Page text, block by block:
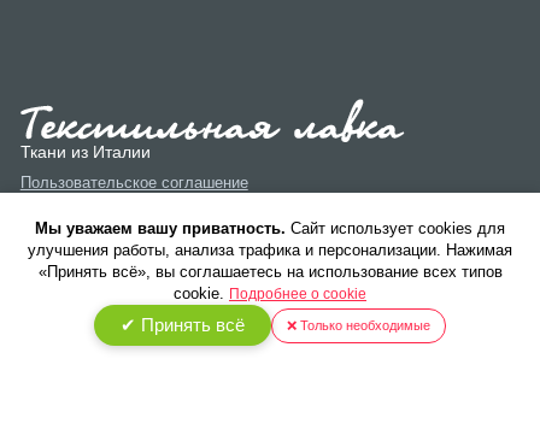
Ткани из Италии
Пользовательское соглашение
Политика конфиденциальности
Мы уважаем вашу приватность. Cайт использует cookies для
улучшения работы, анализа трафика и персонализации. Нажимая
«Принять всё», вы соглашаетесь на использование всех типов
cookie. Подробнее о cookie
✔ Принять всё ❌ Только необходимые